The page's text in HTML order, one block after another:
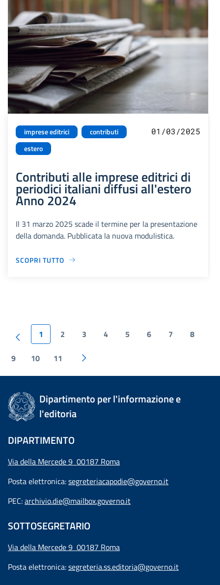
imprese editrici
contributi
estero
01/03/2025
Contributi alle imprese editrici di
periodici italiani diffusi all'estero
Anno 2024
Il 31 marzo 2025 scade il termine per la presentazione
della domanda. Pubblicata la nuova modulistica.
SCOPRI TUTTO
1 2 3 4 5 6 7 8
9 10 11
Dipartimento per l'informazione e
l'editoria
DIPARTIMENTO
Via della Mercede 9 00187 Roma
Posta elettronica:segreteriacapodie@governo.it
PEC:archivio.die@mailbox.governo.it
SOTTOSEGRETARIO
Via della Mercede 9 00187 Roma
Posta elettronica:segreteria.ss.editoria@governo.it